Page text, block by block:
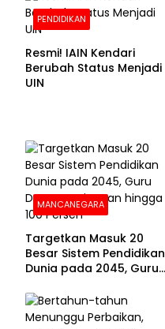
PENDIDIKAN
Resmi! IAIN Kendari
Berubah Status Menjadi
UIN
MANCANEGARA
Targetkan Masuk 20
Besar Sistem Pendidikan
Dunia pada 2045, Guru
100 Persen